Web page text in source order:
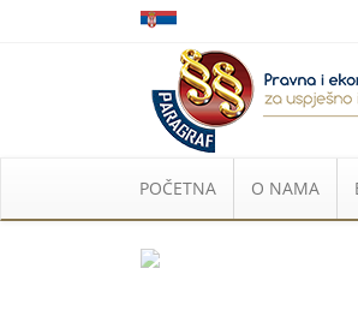
POČETNA O NAMA